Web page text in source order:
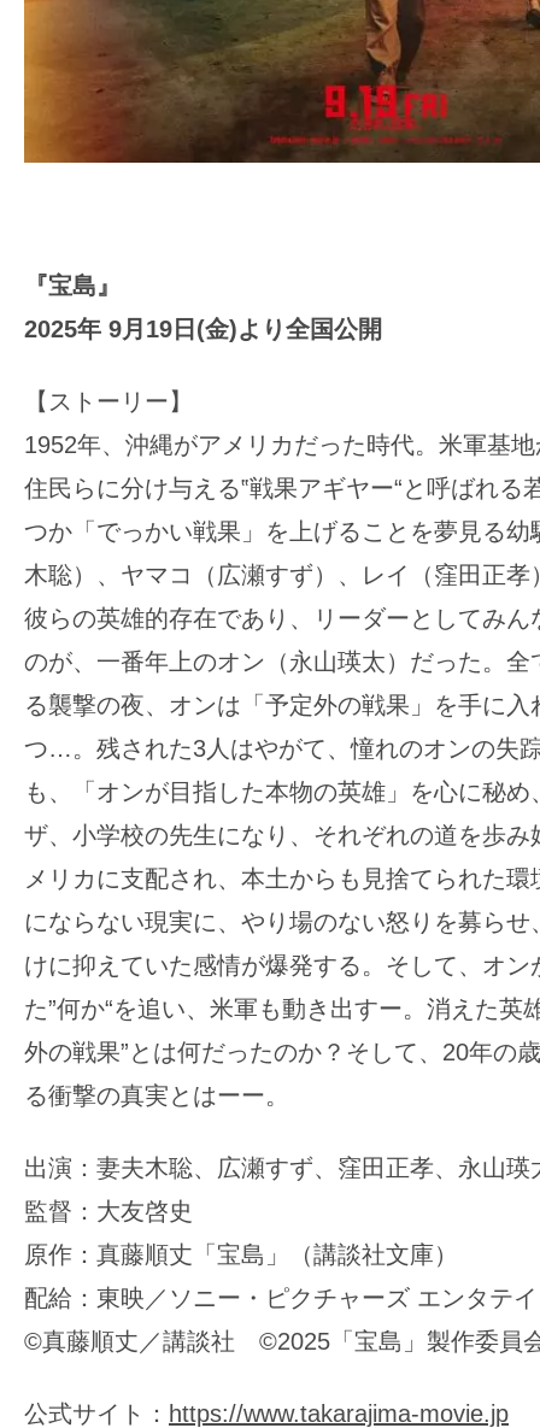
『宝島』
2025年 9月19日(金)より全国公開
【ストーリー】
1952年、沖縄がアメリカだった時代。米軍基
住民らに分け与える‟戦果アギヤー“と呼ばれる
つか「でっかい戦果」を上げることを夢見る幼
木聡）、ヤマコ（広瀬すず）、レイ（窪田正
彼らの英雄的存在であり、リーダーとしてみん
のが、一番年上のオン（永山瑛太）だった。全
る襲撃の夜、オンは「予定外の戦果」を手に入
つ…。残された3人はやがて、憧れのオンの失
も、「オンが目指した本物の英雄」を心に秘
ザ、小学校の先生になり、それぞれの道を歩み
メリカに支配され、本土からも見捨てられた
にならない現実に、やり場のない怒りを募ら
けに抑えていた感情が爆発する。そして、オ
た”何か“を追い、米軍も動き出すー。消えた英
外の戦果”とは何だったのか？そして、20年の
る衝撃の真実とはーー。
出演：妻夫木聡、広瀬すず、窪田正孝、永山瑛
監督：大友啓史
原作：真藤順丈「宝島」（講談社文庫）
配給：東映／ソニー・ピクチャーズ エンタテ
©真藤順丈／講談社 ©2025「宝島」製作委員
公式サイト： https://www.takarajima-movie.jp